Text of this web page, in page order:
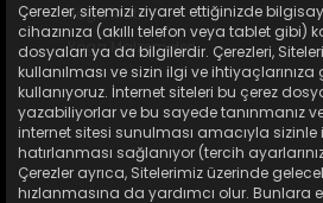
Yoga Matı
Yoga Malzemeleri
Çerezler, sitemizi ziyaret ettiğinizde
cihazınıza (akıllı telefon veya tablet gibi)
dosyaları ya da bilgilerdir. Çerezleri,
kullanılması ve sizin ilgi ve
kullanıyoruz. İnternet siteleri bu çerez
yazabiliyorlar ve bu sayede tanınmanız
internet sitesi sunulması amacıyla
hatırlanması sağlanıyor (tercih
Çerezler ayrıca, Sitelerimiz üzerinde
hızlanmasına da yardımcı olur. Bunlara